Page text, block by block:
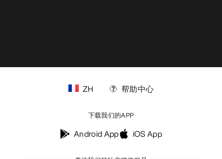
ZH 帮助中心
下载我们的APP
Android App iOS App